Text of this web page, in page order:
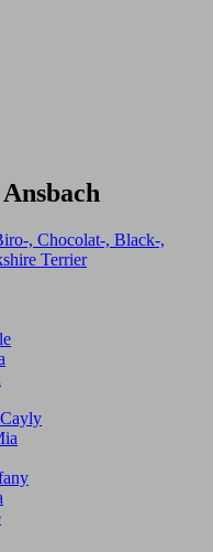
, Chocolat-, Black-,
Terrier